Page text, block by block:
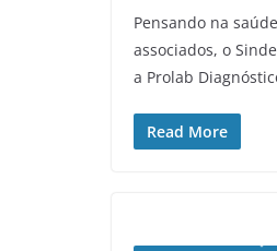
Pensando na
associados, o
a Prolab
Read More